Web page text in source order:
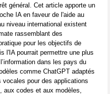
général. Cet article apporte un
IA en faveur de l'aide au
niveau international existent
rassemblant des
pour les objectifs de
l'IA pourrait permettre une plus
dans les pays du
comme ChatGPT adaptés
pour des applications
aux codes et aux modèles,